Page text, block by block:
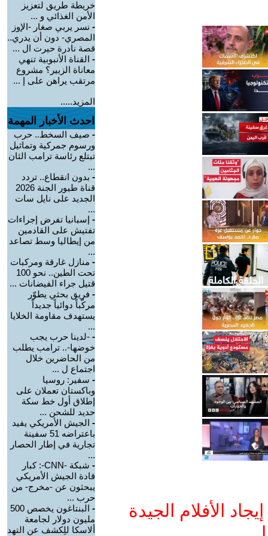
الأفلام الجيدة
خريطة طريق لتعزيز
الأمن الغذائي و ...
- نسر يربي صغار -الإوز
المصري- دون أن يدري..
قصة نادرة حيرت ال ...
- القناة الأنبوبية تنهي
معاناة الزبير؟ مشروع
مرتقب يراهن على إ ...
المزيد.....
احدث الأخبار المهمة
- صيف السخط.. حرب
ورسوم جمركية وتماثيل
تبتلع رئاسة ترامب الثان
...
- بدون انقطاع.. تردد
قناة طيور الجنة 2026
الجديد على نايل سات
...
- إسبانيا تفرض إجراءات
تفتيش على القادمين
من إيطاليا وسط تصاعد
...
- منازل غارقة ومركبات
تحت الطين.. نحو 100
قتيل جراء الفيضانات ...
- فريق بحثي يطوّر
مركّباً دوائياً جديداً
يستهدف مقاومة الخلايا
...
- -لدينا حرب يجب
خوضها-.. ترامب يطلب
من الحاضرين خلال
اجتماع ل ...
- سفير: روسيا
وباكستان تعملان على
إطلاق أول خط سكة
حديد للشحن ...
- الجيش الأمريكي يفيد
باعتراضه 51 سفينة
تجارية في إطار الحصار
...
-
شبكة -CNN-: كبار
قادة الجيش الأمريكي
يبحثون عن -مخرج- من
حرب ...
-
البنتاغون يخصص 500
مليون دولار لجامعة
ألاسكا للِكشف عن التهد